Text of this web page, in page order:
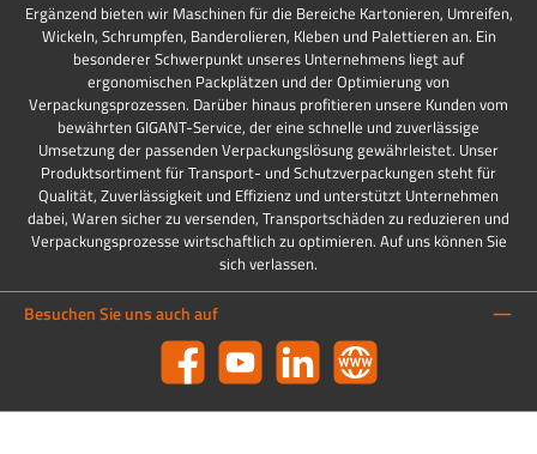
Ergänzend bieten wir Maschinen für die Bereiche Kartonieren, Umreifen,
Wickeln, Schrumpfen, Banderolieren, Kleben und Palettieren an. Ein
besonderer Schwerpunkt unseres Unternehmens liegt auf
ergonomischen Packplätzen und der Optimierung von
Verpackungsprozessen. Darüber hinaus profitieren unsere Kunden vom
bewährten GIGANT-Service, der eine schnelle und zuverlässige
Umsetzung der passenden Verpackungslösung gewährleistet. Unser
Produktsortiment für Transport- und Schutzverpackungen steht für
Qualität, Zuverlässigkeit und Effizienz und unterstützt Unternehmen
dabei, Waren sicher zu versenden, Transportschäden zu reduzieren und
Verpackungsprozesse wirtschaftlich zu optimieren. Auf uns können Sie
sich verlassen.
Besuchen Sie uns auch auf
Facebook YouTube LinkedIn Website